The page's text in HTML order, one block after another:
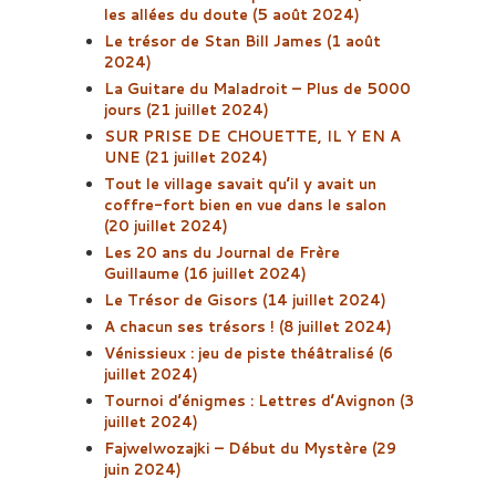
les allées du doute (5 août 2024)
Le trésor de Stan Bill James (1 août
2024)
La Guitare du Maladroit – Plus de 5000
jours (21 juillet 2024)
SUR PRISE DE CHOUETTE, IL Y EN A
UNE (21 juillet 2024)
Tout le village savait qu’il y avait un
coffre-fort bien en vue dans le salon
(20 juillet 2024)
Les 20 ans du Journal de Frère
Guillaume (16 juillet 2024)
Le Trésor de Gisors (14 juillet 2024)
A chacun ses trésors ! (8 juillet 2024)
Vénissieux : jeu de piste théâtralisé (6
juillet 2024)
Tournoi d’énigmes : Lettres d’Avignon (3
juillet 2024)
Fajwelwozajki – Début du Mystère (29
juin 2024)